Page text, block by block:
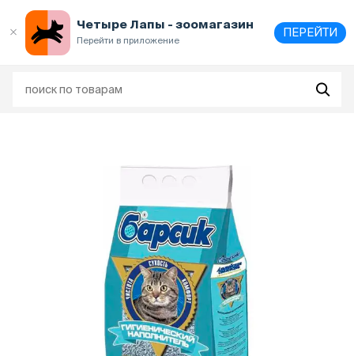
Четыре Лапы - зоомагазин
Перейти в приложение
ПЕРЕЙТИ